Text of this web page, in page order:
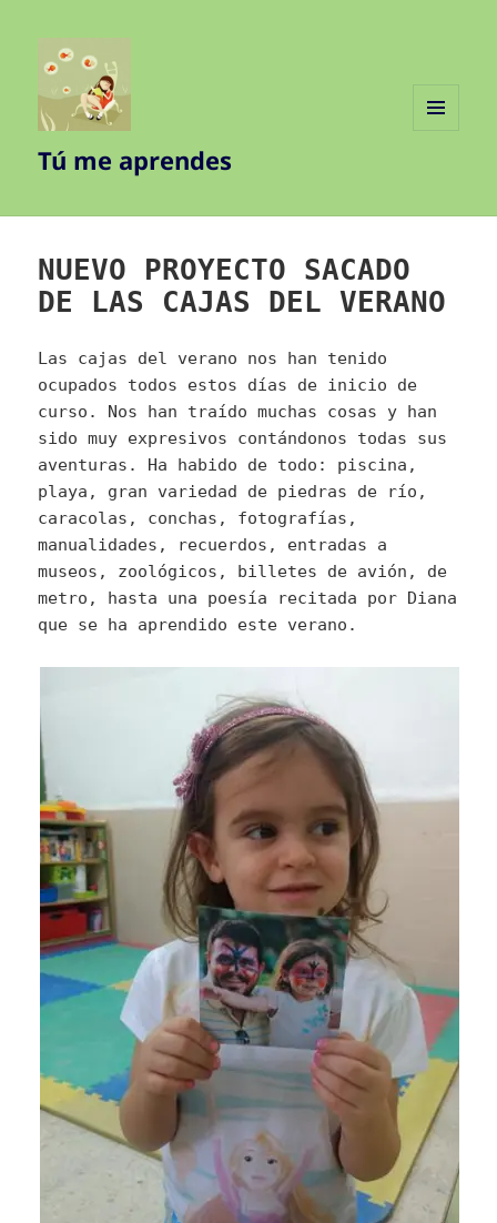
Tú me aprendes
NUEVO PROYECTO SACADO
DE LAS CAJAS DEL VERANO
Las cajas del verano nos han tenido
ocupados todos estos días de inicio de
curso. Nos han traído muchas cosas y han
sido muy expresivos contándonos todas sus
aventuras. Ha habido de todo: piscina,
playa, gran variedad de piedras de río,
caracolas, conchas, fotografías,
manualidades, recuerdos, entradas a
museos, zoológicos, billetes de avión, de
metro, hasta una poesía recitada por Diana
que se ha aprendido este verano.